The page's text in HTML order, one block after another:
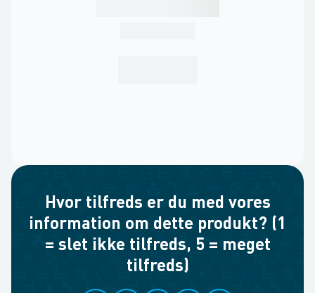
Hvor tilfreds er du med vores
information om dette produkt? (1
= slet ikke tilfreds, 5 = meget
tilfreds)